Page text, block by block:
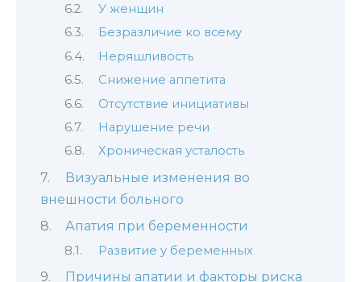
У женщин
Безразличие ко всему
Неряшливость
Снижение аппетита
Отсутствие инициативы
Нарушение речи
Хроническая усталость
Визуальные изменения во
внешности больного
Апатия при беременности
Развитие у беременных
Причины апатии и факторы риска